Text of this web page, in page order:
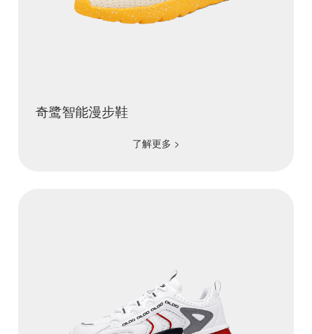
奇鹭智能漫步鞋
了解更多 >